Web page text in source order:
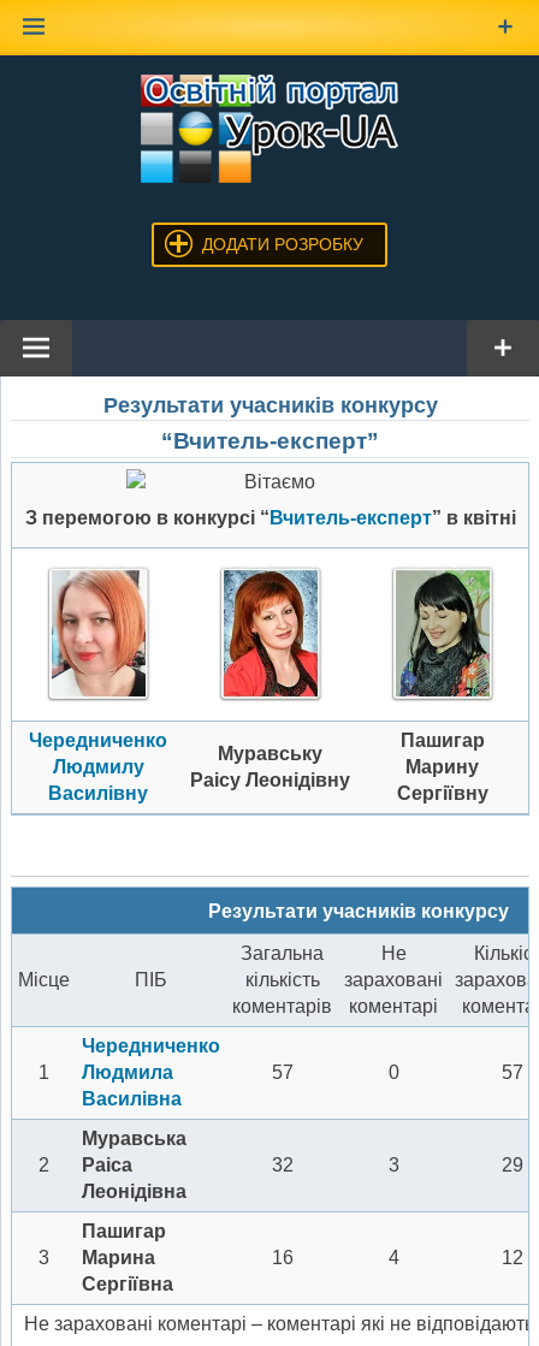
ДОДАТИ РОЗРОБКУ
Результати учасників конкурсу
“Вчитель-експерт”
З перемогою в конкурсі “ Вчитель-експерт” в квітні
Чередниченко
Людмилу
Василівну
Муравську
Раісу Леонідівну
Пашигар
Марину
Сергіївну
Результати учасників конкурсу
Місце ПІБ
Загальна
кількість
коментарів
Не
зараховані
коментарі
1
Чередниченко
Людмила
Василівна
57 0 57
2
Муравська
Раіса
Леонідівна
32 3 29
3
Пашигар
Марина
Сергіївна
16 4 12
Не зараховані коментарі – коментарі які не